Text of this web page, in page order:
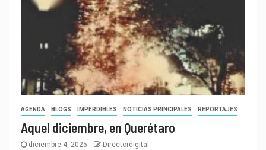
AGENDA BLOGS IMPERDIBLES NOTICIAS PRINCIPALES REPORTAJES
Aquel diciembre, en Querétaro
diciembre 4, 2025 Directordigital